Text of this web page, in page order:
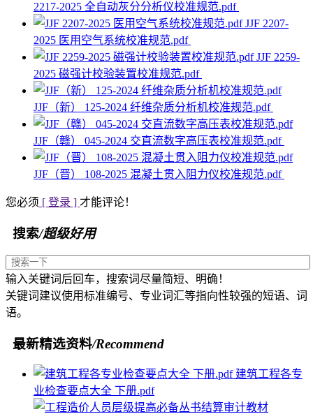
2217-2025 全自动灰分分析仪校准规范.pdf
JJF 2207-
2025 医用空气系统校准规范.pdf
JJF 2259-
2025 磁强计校验装置校准规范.pdf
JJF（新） 125-2024 纤维杂质分析机校准规范.pdf
JJF（赣） 045-2024 交直流数字高压表校准规范.pdf
JJF（晋） 108-2025 混凝土贯入阻力仪校准规范.pdf
您必须 [ 登录 ] 才能评论！
搜索/超级好用
输入关键词后回车，搜索词尽量简短、明确！
关键词建议使用标准编号、专业词汇等指向性较强的短语、词
语。
最新精选资料/Recommend
建筑工程各专
业检查要点大全 下册.pdf